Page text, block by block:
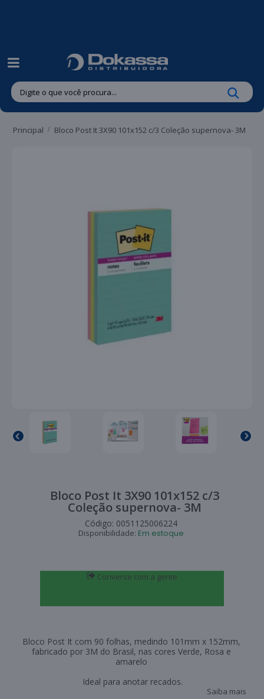
Principal Bloco Post It 3X90 101x152 c/3 Coleção supernova- 3M
Bloco Post It 3X90 101x152 c/3
Coleção supernova- 3M
Código: 0051125006224
Disponibilidade: Em estoque
Converse com a gente
Bloco Post It com 90 folhas, medindo 101mm x 152mm,
fabricado por 3M do Brasil, nas cores Verde, Rosa e
amarelo
Ideal para anotar recados.
Saiba mais